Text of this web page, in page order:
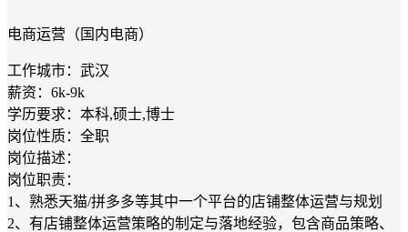
电商运营（国内电商）
工作城市：武汉
薪资：6k-9k
学历要求：本科,硕士,博士
岗位性质：全职
岗位描述：
岗位职责：
1、熟悉天猫/拼多多等其中一个平台的店铺整体运营与规划
2、有店铺整体运营策略的制定与落地经验，包含商品策略、